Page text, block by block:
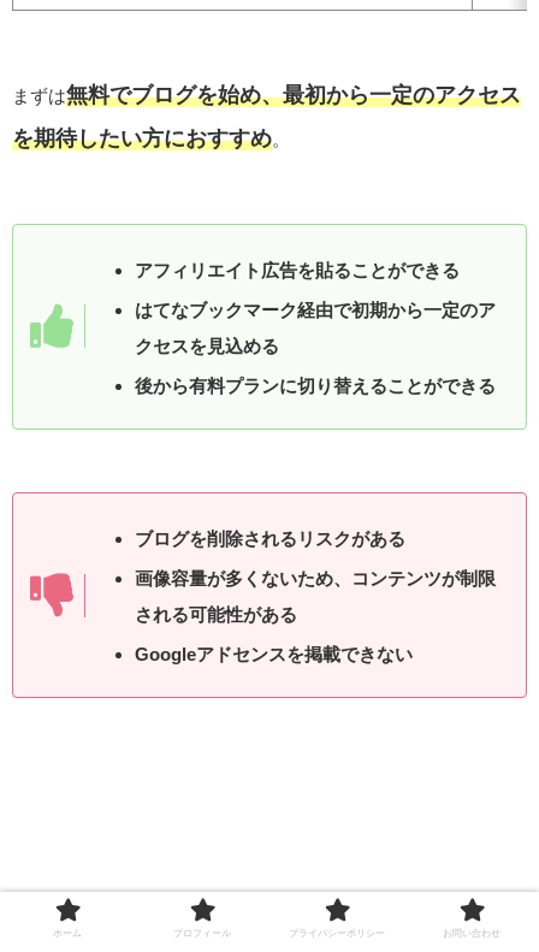
まずは無料でブログを始め、最初から一定のアクセス
を期待したい方におすすめ。
アフィリエイト広告を貼ることができる
はてなブックマーク経由で初期から一定のア
クセスを見込める
後から有料プランに切り替えることができる
ブログを削除されるリスクがある
画像容量が多くないため、コンテンツが制限
される可能性がある
Googleアドセンスを掲載できない
⑧ 楽天ブログ
ホーム プロフィール プライバシーポリシー お問い合わせ